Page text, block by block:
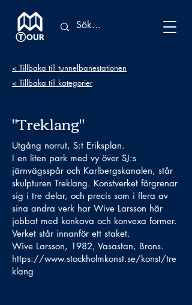
< Tillbaka till tunnelbanestationen
< Tillbaka till kategorier
"Treklang"
Utgång norrut, S:t Eriksplan.
I en liten park med vy över SJ:s
järnvägsspår och Karlbergskanalen, står
skulpturen Treklang. Konstverket förgrenar
sig i tre delar, och precis som i flera av
sina andra verk har Wive Larsson här
jobbat med konkava och konvexa former.
Verket står innanför ett staket.
Wive Larsson, 1982, Vasastan, Brons.
https://www.stockholmkonst.se/konst/tre
klang